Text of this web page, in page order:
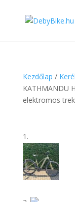
Kezdőlap /
KATHMANDU
elektromos